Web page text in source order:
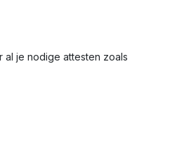
je nodige attesten zoals